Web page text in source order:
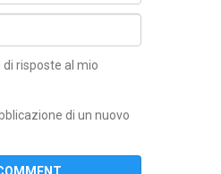
risposte al mio
di un nuovo